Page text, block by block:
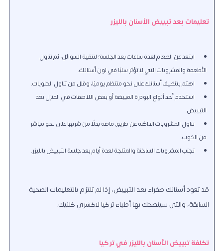
تعليمات بعد تبييض الأسنان بالليزر
ابتعد عن الطعام لعدة ساعات بعد الجلسة؛ لتنقية السوائل، ثم تناول
الأطعمة والمشروبات التي لا تؤثر سلبًا في لون أسنانك.
اهتم بتنظيف أسنانك على نحو منتظم يوميًا، وقلل من تناول الحلويات.
استخدم أحد أنواع البودرة المبيضة أو بعض اللاصقات في المنزل بعد
التبييض.
تناول المشروبات الداكنة عن طريق ماصة بدلًا من شربها على نحو مباشر
من الكوب.
تجنب المشروبات الساخنة والمثلجة لعدة أيام بعد جلسة التبييض بالليزر.
قد تعود أسنانك صفراء بعد التبييض، إذا لم تلتزم بالتعليمات الصحية
السابقة، والتي سينصحك بها أطباء تركيا لاكشري كلنيك.
تكلفة تبييض الأسنان بالليزر في تركيا